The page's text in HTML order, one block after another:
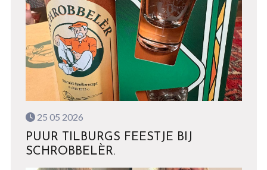
25 05 2026
PUUR TILBURGS FEESTJE BIJ
SCHROBBELÈR.